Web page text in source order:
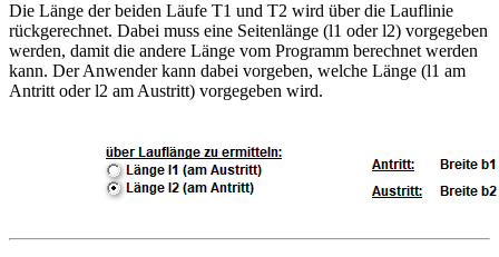
Die Länge der beiden Läufe T1 und T2 wird über die Lauflinie
rückgerechnet. Dabei muss eine Seitenlänge (l1 oder l2) vorgegeben
werden, damit die andere Länge vom Programm berechnet werden
kann. Der Anwender kann dabei vorgeben, welche Länge (l1 am
Antritt oder l2 am Austritt) vorgegeben wird.